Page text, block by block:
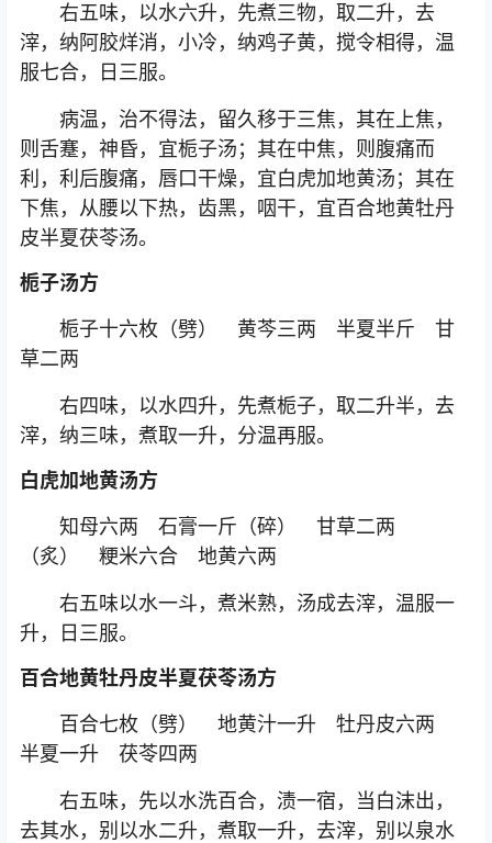
右五味，以水六升，先煮三物，取二升，去
滓，纳阿胶烊消，小冷，纳鸡子黄，搅令相得，温
服七合，日三服。
病温，治不得法，留久移于三焦，其在上焦，
则舌蹇，神昏，宜栀子汤；其在中焦，则腹痛而
利，利后腹痛，唇口干燥，宜白虎加地黄汤；其在
下焦，从腰以下热，齿黑，咽干，宜百合地黄牡丹
皮半夏茯苓汤。
栀子汤方
栀子十六枚（劈） 黄芩三两 半夏半斤 甘
草二两
右四味，以水四升，先煮栀子，取二升半，去
滓，纳三味，煮取一升，分温再服。
白虎加地黄汤方
知母六两 石膏一斤（碎） 甘草二两
（炙） 粳米六合 地黄六两
右五味以水一斗，煮米熟，汤成去滓，温服一
升，日三服。
百合地黄牡丹皮半夏茯苓汤方
百合七枚（劈） 地黄汁一升 牡丹皮六两
半夏一升 茯苓四两
右五味，先以水洗百合，渍一宿，当白沫出，
去其水，别以水二升，煮取一升，去滓，别以泉水